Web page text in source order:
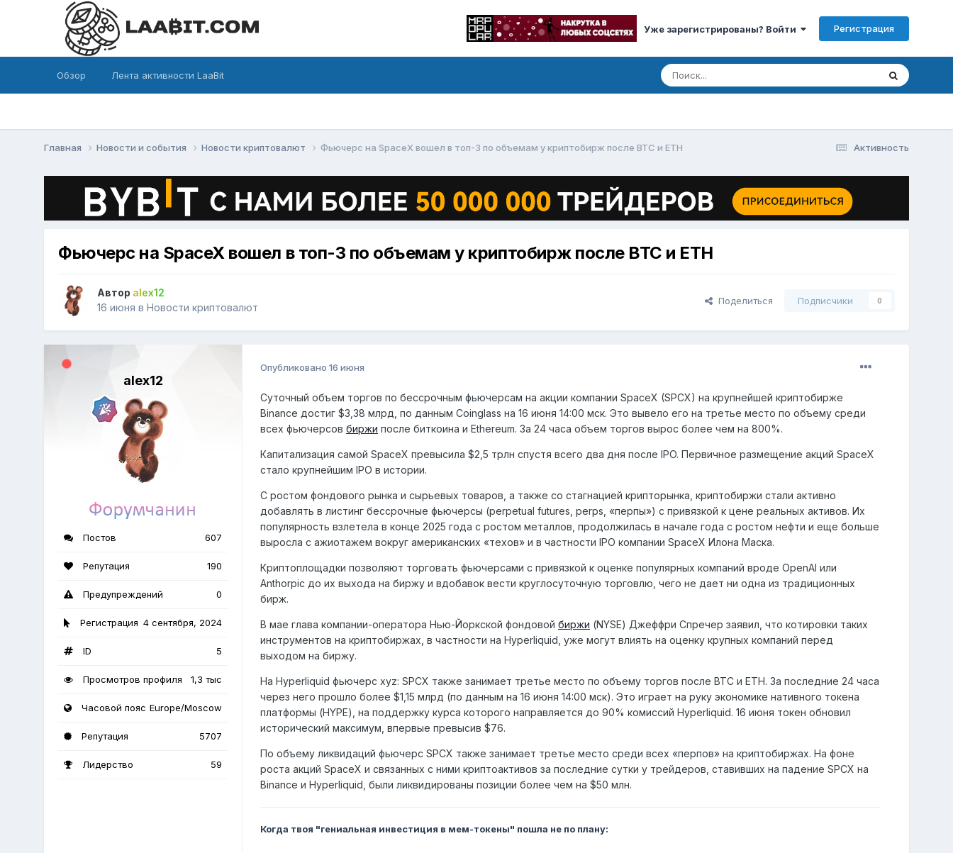
Уже зарегистрированы? Войти Регистрация
Обзор Лента активности LaaBit
Активность
Главная Новости и события Новости криптовалют Фьючерс на SpaceX вошел в топ-3 по объемам у криптобирж после BTC и ETH
Фьючерс на SpaceX вошел в топ-3 по объемам у криптобирж после BTC и ETH
Автор alex12
16 июня вНовости криптовалют
Поделиться Подписчики 0
alex12
Постов 607
Репутация 190
Предупреждений 0
Регистрация 4 сентября, 2024
ID 5
Просмотров профиля 1,3 тыс
Часовой пояс Europe/Moscow
Репутация 5707
Лидерство 59
Опубликовано16 июня
Суточный объем торгов по бессрочным фьючерсам на акции компании SpaceX (SPCX) на крупнейшей криптобирже
Binance достиг $3,38 млрд, по данным Coinglass на 16 июня 14:00 мск. Это вывело его на третье место по объему среди
всех фьючерсовбиржи после биткоина и Ethereum. За 24 часа объем торгов вырос более чем на 800%.
Капитализация самой SpaceX превысила $2,5 трлн спустя всего два дня после IPO. Первичное размещение акций SpaceX
стало крупнейшим IPO в истории.
С ростом фондового рынка и сырьевых товаров, а также со стагнацией крипторынка, криптобиржи стали активно
добавлять в листинг бессрочные фьючерсы (perpetual futures, perps, «перпы») с привязкой к цене реальных активов. Их
популярность взлетела в конце 2025 года с ростом металлов, продолжилась в начале года с ростом нефти и еще больше
выросла с ажиотажем вокруг американских «техов» и в частности IPO компании SpaceX Илона Маска.
Криптоплощадки позволяют торговать фьючерсами с привязкой к оценке популярных компаний вроде OpenAI или
Anthorpic до их выхода на биржу и вдобавок вести круглосуточную торговлю, чего не дает ни одна из традиционных
бирж.
В мае глава компании-оператора Нью-Йоркской фондовойбиржи (NYSE) Джеффри Спречер заявил, что котировки таких
инструментов на криптобиржах, в частности на Hyperliquid, уже могут влиять на оценку крупных компаний перед
выходом на биржу.
На Hyperliquid фьючерс xyz: SPCX также занимает третье место по объему торгов после BTC и ETH. За последние 24 часа
через него прошло более $1,15 млрд (по данным на 16 июня 14:00 мск). Это играет на руку экономике нативного токена
платформы (HYPE), на поддержку курса которого направляется до 90% комиссий Hyperliquid. 16 июня токен обновил
исторический максимум, впервые превысив $76.
По объему ликвидаций фьючерс SPCX также занимает третье место среди всех «перпов» на криптобиржах. На фоне
роста акций SpaceX и связанных с ними криптоактивов за последние сутки у трейдеров, ставивших на падение SPCX на
Binance и Hyperliquid, были ликвидированы позиции более чем на $50 млн.
Когда твоя "гениальная инвестиция в мем-токены" пошла не по плану: